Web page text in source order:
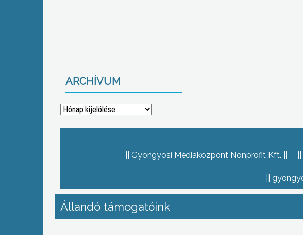
ARCHÍVUM
Archívum
Gyöngyösi Médiaközpont Nonprofit Kft.
Állandó támogatóink